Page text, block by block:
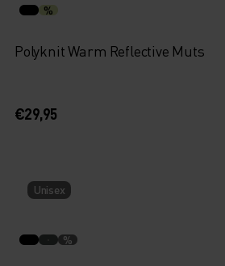
%
Polyknit Warm Reflective Muts
€29,95
Unisex
%